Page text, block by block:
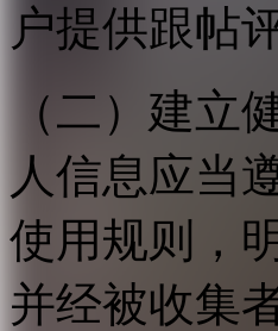
户提供跟帖
（二）建立
人信息应当
使用规则，
并经被收集